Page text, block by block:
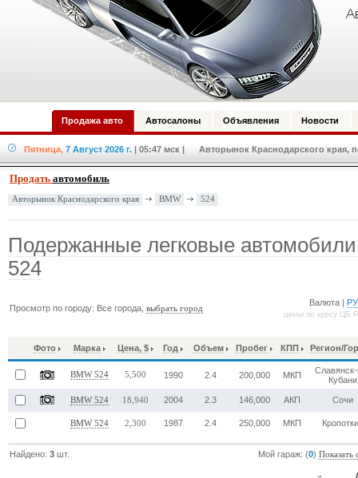
Продажа авто Автосалоны Объявления Новости
Пятница, 7 Август 2026 г. | 05:47 мск | Авторынок Краснодарского края,
Продать автомобиль
Авторынок Краснодарского края BMW 524
Подержанные легковые
524
Просмотр по городу: Все города,выбрать город
Валюта |
цены по курсу ЦБ
Фото Марка Цена, $ Год Объем Пробег КПП Регион/
BMW 524 5,500 1990 2.4 200,000 МКП
Кубани
BMW 524 18,940 2004 2.3 146,000 АКП Сочи
BMW 524 2,300 1987 2.4 250,000 МКП
Найдено:3 шт. Мой гараж: (0)Показать